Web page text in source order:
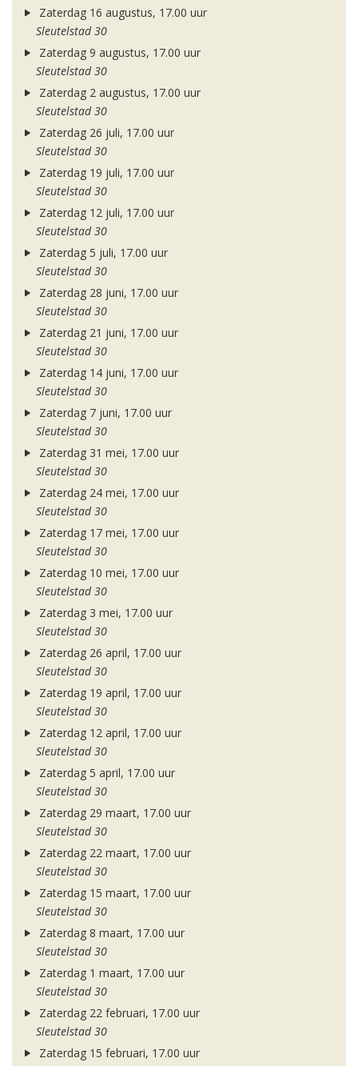
Zaterdag 16 augustus, 17.00 uur
Sleutelstad 30
Zaterdag 9 augustus, 17.00 uur
Sleutelstad 30
Zaterdag 2 augustus, 17.00 uur
Sleutelstad 30
Zaterdag 26 juli, 17.00 uur
Sleutelstad 30
Zaterdag 19 juli, 17.00 uur
Sleutelstad 30
Zaterdag 12 juli, 17.00 uur
Sleutelstad 30
Zaterdag 5 juli, 17.00 uur
Sleutelstad 30
Zaterdag 28 juni, 17.00 uur
Sleutelstad 30
Zaterdag 21 juni, 17.00 uur
Sleutelstad 30
Zaterdag 14 juni, 17.00 uur
Sleutelstad 30
Zaterdag 7 juni, 17.00 uur
Sleutelstad 30
Zaterdag 31 mei, 17.00 uur
Sleutelstad 30
Zaterdag 24 mei, 17.00 uur
Sleutelstad 30
Zaterdag 17 mei, 17.00 uur
Sleutelstad 30
Zaterdag 10 mei, 17.00 uur
Sleutelstad 30
Zaterdag 3 mei, 17.00 uur
Sleutelstad 30
Zaterdag 26 april, 17.00 uur
Sleutelstad 30
Zaterdag 19 april, 17.00 uur
Sleutelstad 30
Zaterdag 12 april, 17.00 uur
Sleutelstad 30
Zaterdag 5 april, 17.00 uur
Sleutelstad 30
Zaterdag 29 maart, 17.00 uur
Sleutelstad 30
Zaterdag 22 maart, 17.00 uur
Sleutelstad 30
Zaterdag 15 maart, 17.00 uur
Sleutelstad 30
Zaterdag 8 maart, 17.00 uur
Sleutelstad 30
Zaterdag 1 maart, 17.00 uur
Sleutelstad 30
Zaterdag 22 februari, 17.00 uur
Sleutelstad 30
Zaterdag 15 februari, 17.00 uur